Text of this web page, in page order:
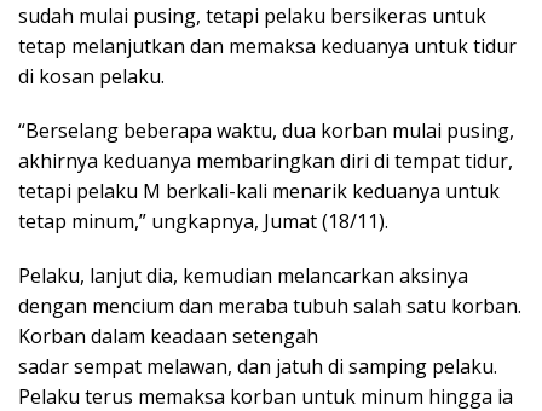
sudah mulai pusing, tetapi pelaku bersikeras untuk
tetap melanjutkan dan memaksa keduanya untuk tidur
di kosan pelaku.
“Berselang beberapa waktu, dua korban mulai pusing,
akhirnya keduanya membaringkan diri di tempat tidur,
tetapi pelaku M berkali-kali menarik keduanya untuk
tetap minum,” ungkapnya, Jumat (18/11).
Pelaku, lanjut dia, kemudian melancarkan aksinya
dengan mencium dan meraba tubuh salah satu korban.
Korban dalam keadaan setengah
sadar sempat melawan, dan jatuh di samping pelaku.
Pelaku terus memaksa korban untuk minum hingga ia